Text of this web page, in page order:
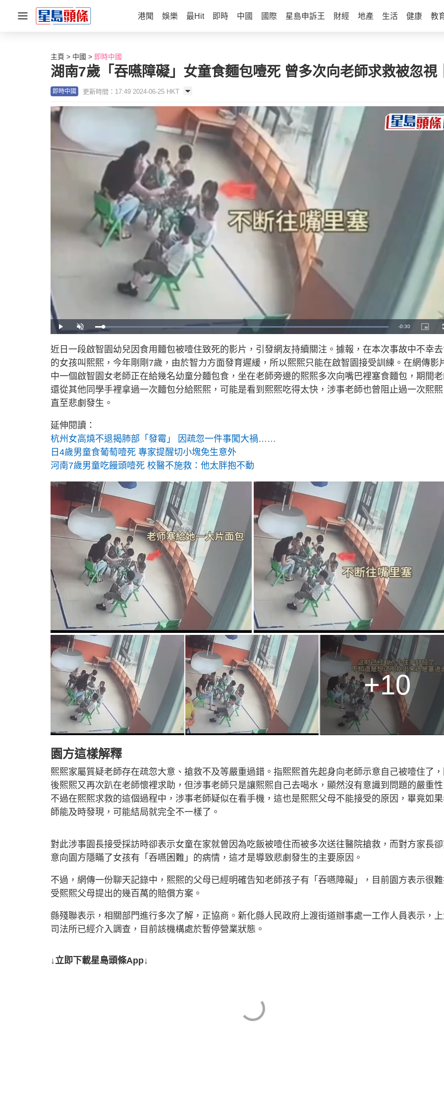
港聞 娛樂 最Hit 即時 中國 國際 星島申訴王 財經 地產 生活 健康 教
主頁 中國 即時中國
湖南7歲「吞嚥障礙」女童食麵包噎死 曾多次向老師求救被忽視
即時中國 更新時間：17:49 2024-06-25 HKT
P
l
U
n
u
t
e
L
o
e
d
:
1
0
0
.
0
%
R
a
i
m
-0:30
P
i
u
r
e
-
n
c
近日一段啟智園幼兒因食用麵包被噎住致死的影片，引發網友持續關注。據報，在本次事故中不幸
的女孩叫熙熙，今年剛剛7歲，由於智力方面發育遲緩，所以熙熙只能在啟智園接受訓練。在網傳影
中一個啟智園女老師正在給幾名幼童分麵包食，坐在老師旁邊的熙熙多次向嘴巴裡塞食麵包，期間
還從其他同學手裡拿過一次麵包分給熙熙，可能是看到熙熙吃得太快，涉事老師也曾阻止過一次熙
直至悲劇發生。
延伸閱讀：
杭州女高燒不退揭肺部「發霉」 因疏忽一件事闖大禍……
日4歲男童食葡萄噎死 專家提醒切小塊免生意外
河南7歲男童吃饅頭噎死 校醫不施救：他太胖抱不動
+10
園方這樣解釋
熙熙家屬質疑老師存在疏忽大意、搶救不及等嚴重過錯。指熙熙首先起身向老師示意自己被噎住了
後熙熙又再次趴在老師懷裡求助，但涉事老師只是讓熙熙自己去喝水，顯然沒有意識到問題的嚴重
不過在熙熙求救的這個過程中，涉事老師疑似在看手機，這也是熙熙父母不能接受的原因，畢竟如
師能及時發現，可能結局就完全不一樣了。
對此涉事園長接受採訪時卻表示女童在家就曾因為吃飯被噎住而被多次送往醫院搶救，而對方家長
意向園方隱瞞了女孩有「吞嚥困難」的病情，這才是導致悲劇發生的主要原因。
不過，網傳一份聊天記錄中，熙熙的父母已經明確告知老師孩子有「吞嚥障礙」，目前園方表示很
受熙熙父母提出的幾百萬的賠償方案。
縣殘聯表示，相關部門進行多次了解，正協商。新化縣人民政府上渡街道辦事處一工作人員表示，
司法所已經介入調查，目前該機構處於暫停營業狀態。
↓立即下載星島頭條App↓